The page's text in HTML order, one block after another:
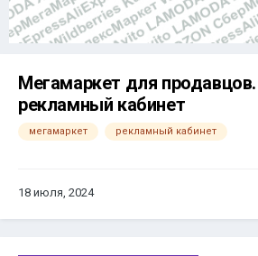
Мегамаркет для
рекламный кабинет
мегамаркет рекламный кабинет
18 июля, 2024